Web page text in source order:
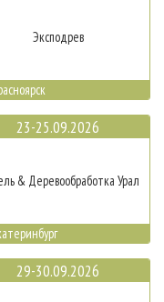
Эксподрев
23-25.09.2026
& Деревообработка Урал
29-30.09.2026